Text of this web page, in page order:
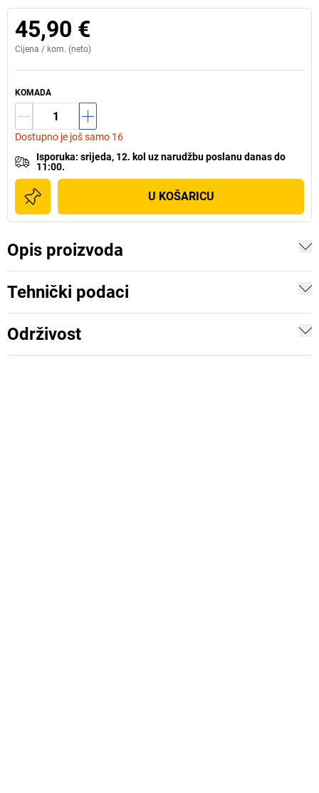
45,90 €
Cijena / kom. (neto)
KOMADA
Dostupno je još samo 16
Isporuka: srijeda, 12. kol uznarudžbu poslanu danas do
11:00.
U KOŠARICU
Opis proizvoda
Tehnički podaci
Održivost